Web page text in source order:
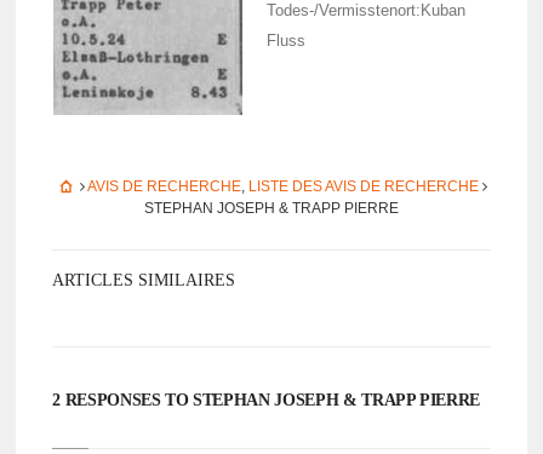
Todes-/Vermiss­te­nort:Kuban
Fluss
AVIS DE RECHERCHE, LISTE DES AVIS DE RECHERCHE
STEPHAN JOSEPH & TRAPP PIERRE
ARTICLES SIMILAIRES
2 RESPONSES TO STEPHAN JOSEPH & TRAPP PIERRE